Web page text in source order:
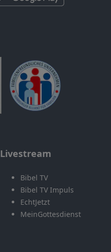
Livestream
Bibel TV
Bibel TV Impuls
EchtJetzt
MeinGottesdienst